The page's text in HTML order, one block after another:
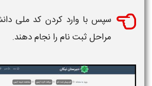
سپس با وارد کردن کد ملی
مراحلثبت نام را نجام دهند.